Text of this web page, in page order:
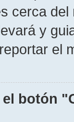
cerca
y
el
el botón